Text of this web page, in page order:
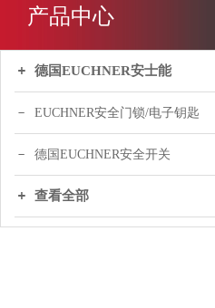
产品中心
德国EUCHNER安士能
EUCHNER安全门锁/电子钥匙
德国EUCHNER安全开关
查看全部